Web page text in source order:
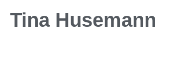
Tina Husemann